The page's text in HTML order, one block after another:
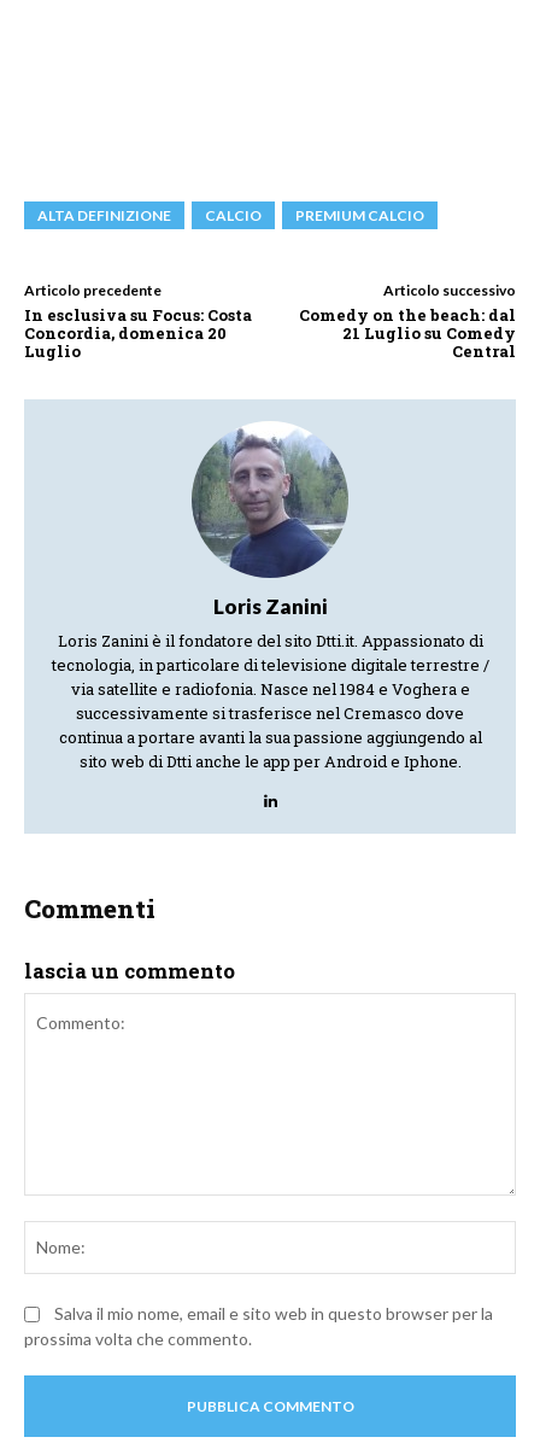
ALTA DEFINIZIONE CALCIO PREMIUM CALCIO
Articolo precedente
In esclusiva su Focus: Costa
Concordia, domenica 20
Luglio
Articolo successivo
Comedy on the beach: dal
21 Luglio su Comedy
Central
Loris Zanini
Loris Zanini è il fondatore del sito Dtti.it. Appassionato di
tecnologia, in particolare di televisione digitale terrestre /
via satellite e radiofonia. Nasce nel 1984 e Voghera e
successivamente si trasferisce nel Cremasco dove
continua a portare avanti la sua passione aggiungendo al
sito web di Dtti anche le app per Android e Iphone.
Commenti
lascia un commento
Salva il mio nome, email e sito web in questo browser per la
prossima volta che commento.